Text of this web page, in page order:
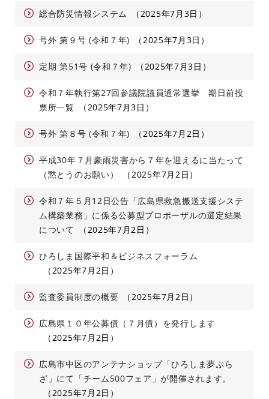
総合防災情報システム 2025年7月3日
号外 第９号 (令和７年) 2025年7月3日
定期 第51号 (令和７年) 2025年7月3日
令和７年執行第27回参議院議員通常選挙 期日前投
票所一覧
2025年7月3日
号外 第８号 (令和７年) 2025年7月2日
平成30年７月豪雨災害から７年を迎えるに当たって
（黙とうのお願い）
2025年7月2日
令和７年５月12日公告「広島県救急搬送支援システ
ム構築業務」に係る公募型プロポーザルの選定結果
について
2025年7月2日
ひろしま国際平和＆ビジネスフォーラム
2025年7月2日
監査委員制度の概要 2025年7月2日
広島県１０年公募債（７月債）を発行します
2025年7月2日
広島市中区のアンテナショップ「ひろしま夢ぷら
ざ」にて「チーム500フェア」が開催されます。
2025年7月2日